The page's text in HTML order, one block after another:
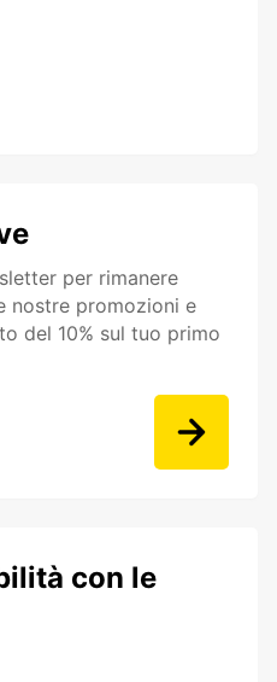
per rimanere
nostre promozioni e
del 10% sul tuo primo
con le